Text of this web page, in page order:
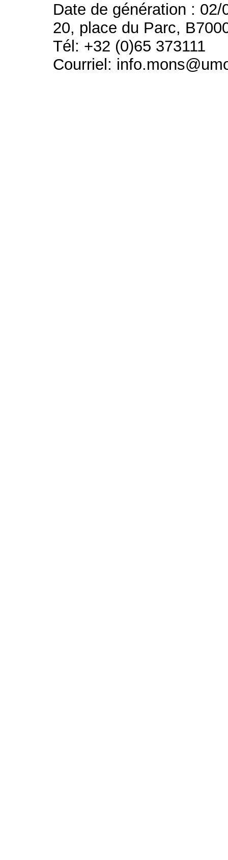
Date de génération : 02/
20, place du Parc,
Tél: +32 (0)65 373111
Courriel: